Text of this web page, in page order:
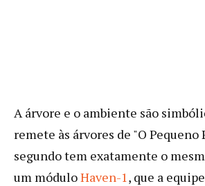
A árvore e o ambiente são
remete às árvores de "O
segundo tem exatamente o
um móduloHaven-1, que a